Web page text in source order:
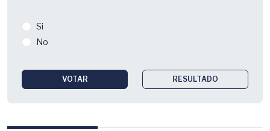
Si
No
VOTAR RESULTADO